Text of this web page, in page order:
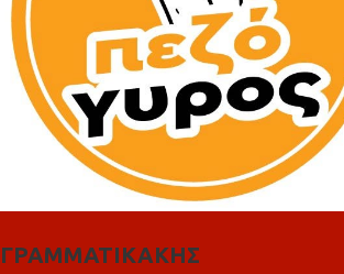
ΓΡΑΜΜΑΤΙΚΑΚΗΣ